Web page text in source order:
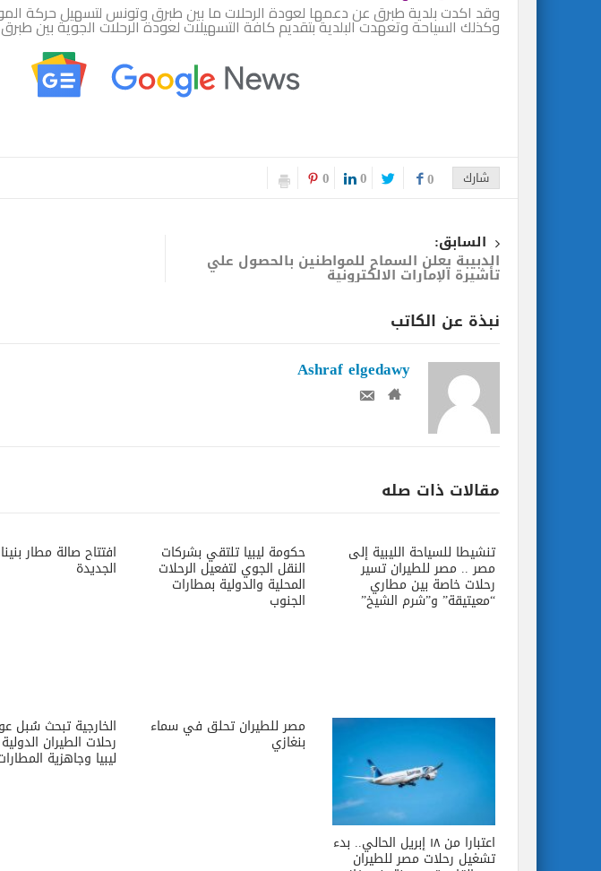
وقد اكدت بلدية طبرق عن دعمها لعودة الرحلات ما بين طبرق وتونس لتسهيل حركة
وكذلك السياحة وتعهدت البلدية بتقديم كافة التسهيلات لعودة الرحلات الجوية بين
شارك 0
0
0
السابق:
الدبيبة يعلن السماح للمواطنين بالحصول علي
تأشيرة الإمارات الالكترونية
نبذة عن الكاتب
Ashraf elgedawy
مقالات ذات صله
تنشيطا للسياحة الليبية إلى
مصر .. مصر للطيران تسير
رحلات خاصة بين مطاري
“معيتيقة” و”شرم الشيخ”
حكومة ليبيا تلتقي بشركات
النقل الجوي لتفعيل الرحلات
المحلية والدولية بمطارات
الجنوب
افتتاح صالة مطار
الجديدة
اعتبارا من ١٨ إبريل الحالي.. بدء
تشغيل رحلات مصر للطيران
مصر للطيران تحلق في سماء
بنغازي
الخارجية تبحث سُبل
رحلات الطيران
ليبيا وجاهزية